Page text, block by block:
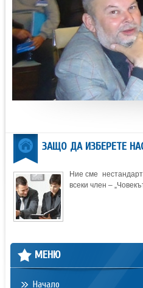
ЗАЩО ДА ИЗБЕРЕТЕ
Ние сме
всеки член –
МЕНЮ
Начало